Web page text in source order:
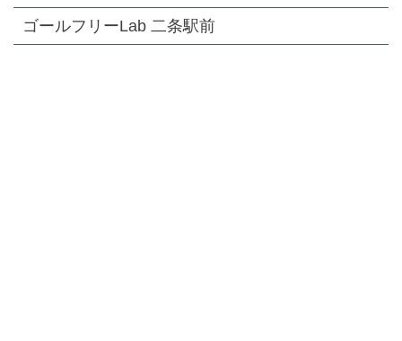
ゴールフリーLab 二条駅前